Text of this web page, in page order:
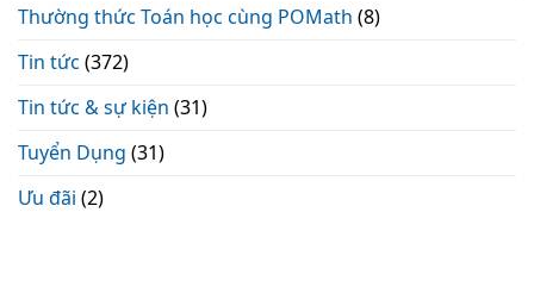
Thường thức Toán học cùng POMath (8)
Tin tức (372)
Tin tức & sự kiện (31)
Tuyển Dụng (31)
Ưu đãi (2)